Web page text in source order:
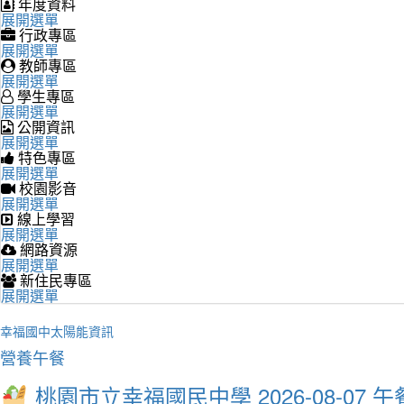
展開選單
行政專區
展開選單
教師專區
展開選單
學生專區
展開選單
公開資訊
展開選單
特色專區
展開選單
校園影音
展開選單
線上學習
展開選單
網路資源
展開選單
新住民專區
展開選單
幸福國中太陽能資訊
營養午餐
桃園市立幸福國民中學 2026-08-07 午